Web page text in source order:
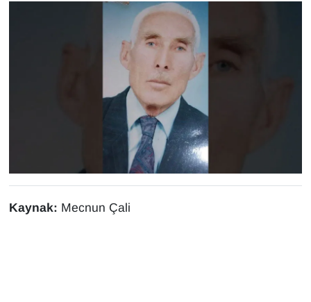
Kaynak: Mecnun Çali
RÖPORTAJ
SPOR